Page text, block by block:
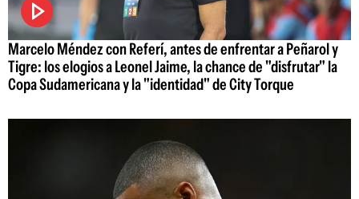
Marcelo Méndez con Referí, antes de enfrentar a Peñarol y
Tigre: los elogios a Leonel Jaime, la chance de "disfrutar" la
Copa Sudamericana y la "identidad" de City Torque